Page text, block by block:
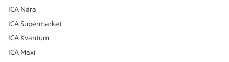
ICA Nära
ICA Supermarket
ICA Kvantum
ICA Maxi